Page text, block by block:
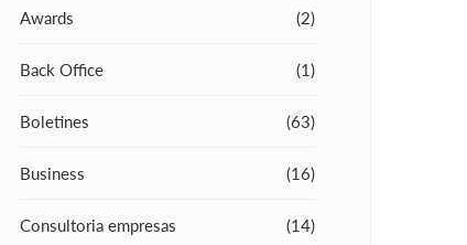
Awards (2)
Back Office (1)
Boletines (63)
Business (16)
Consultoria empresas (14)